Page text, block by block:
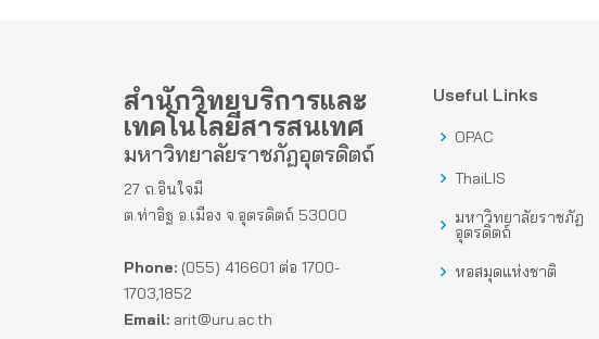
สำนักวิทยบริการและ
เทคโนโลยีสารสนเทศ
มหาวิทยาลัยราชภัฏอุตรดิตถ์
27 ถ.อินใจมี
ต.ท่าอิฐ อ.เมือง จ.อุตรดิตถ์ 53000
Phone: (055) 416601 ต่อ 1700-
1703,1852
Email: arit@uru.ac.th
Useful Links
OPAC
ThaiLIS
มหาวิทยาลัยราชภัฏ
อุตรดิตถ์
หอสมุดแห่งชาติ